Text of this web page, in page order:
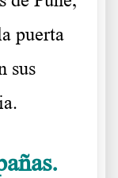
puerta
sus